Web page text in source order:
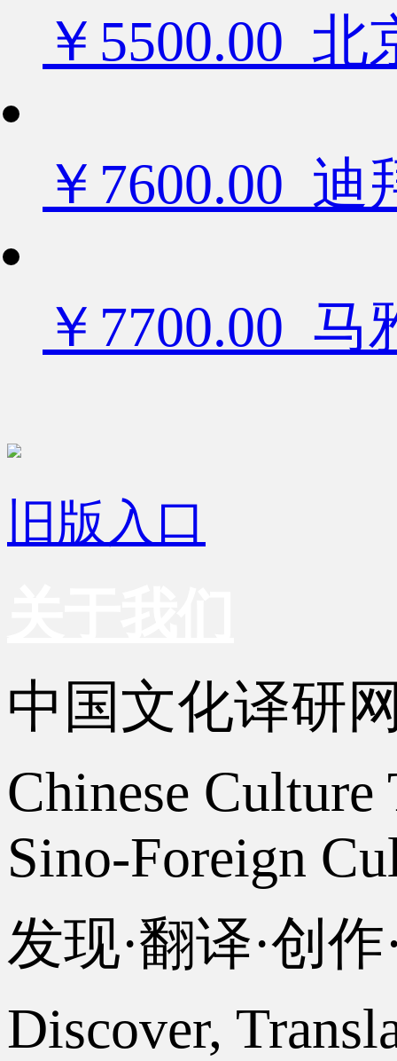
￥5500.00
￥7600.00
￥7700.00 马
旧版入口
中国文化译研
Chinese
Sino-Foreign
发现·翻译·创
Discover,